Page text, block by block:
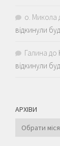
о. Микола
відкинули
Галина до
відкинули
АРХІВИ
Архіви